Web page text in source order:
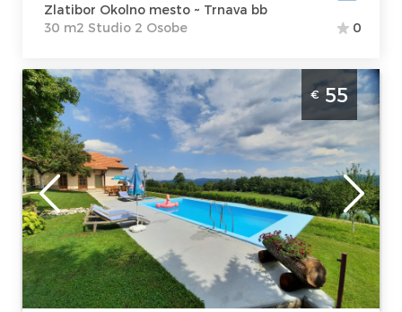
Zlatibor Okolno mesto ~ Trnava bb
30 m2 Studio 2 Osobe
0
Dvosoban Apartman Melovic Zlatibor
Rozanstvo Apartman Melović je idealno
mesto za nezaboravan odmor od
užurbanosti i vreve savremenog gradskog
života.
Zlatibor
Lokacija:
Zlatibor Okolno
mesto
Adresa:
Gosti:4
Kvadratura :42
m2
Struktura :
€55